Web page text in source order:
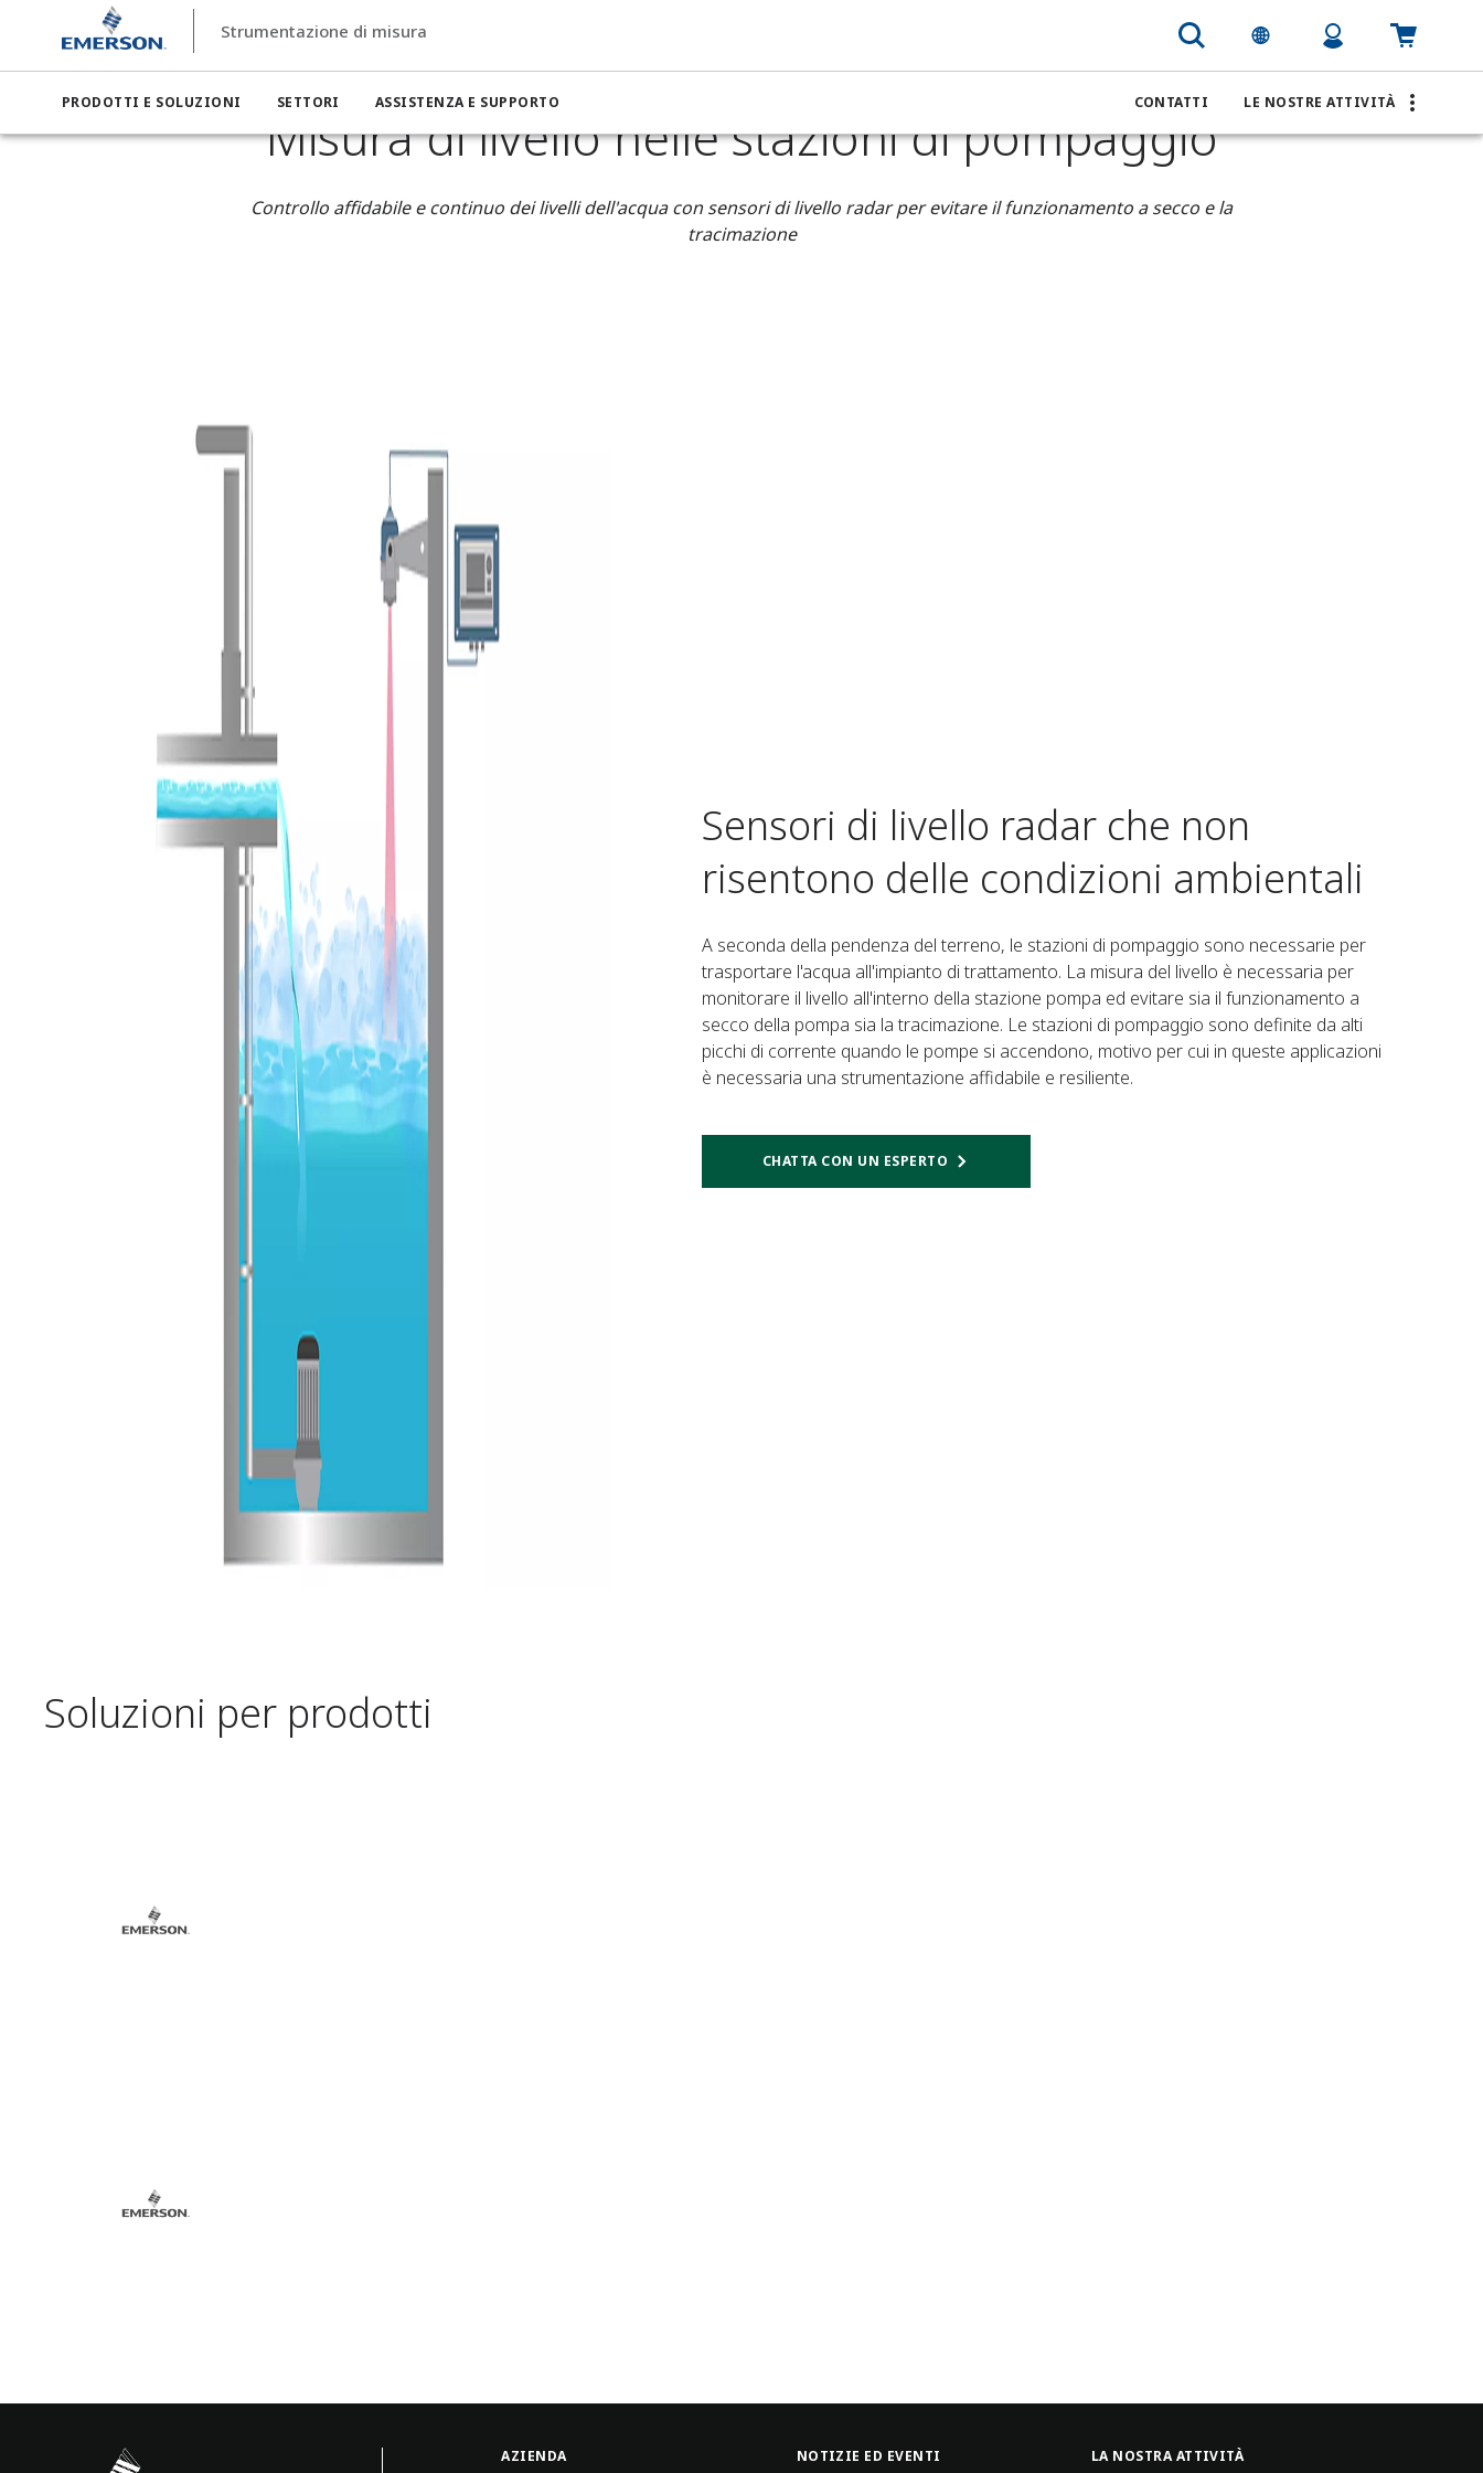
Strumentazione di misura
PRODOTTI E SOLUZIONI SETTORI ASSISTENZA E SUPPORTO CONTATTI LE NOSTRE ATTIVITÀ
Strumentazione di misura
Misura di livello nelle stazioni di pompaggio
Controllo affidabile e continuo dei livelli dell'acqua con sensori di livello radar per evitare il funzionamento a secco e la
tracimazione
Sensori di livello radar che non
risentono delle condizioni ambientali
A seconda della pendenza del terreno, le stazioni di pompaggio sono necessarie per
trasportare l'acqua all'impianto di trattamento. La misura del livello è necessaria per
monitorare il livello all'interno della stazione pompa ed evitare sia il funzionamento a
secco della pompa sia la tracimazione. Le stazioni di pompaggio sono definite da alti
picchi di corrente quando le pompe si accendono, motivo per cui in queste applicazioni
è necessaria una strumentazione affidabile e resiliente.
CHATTA CON UN ESPERTO
Soluzioni per prodotti
AZIENDA NOTIZIE ED EVENTI LA NOSTRA ATTIVITÀ